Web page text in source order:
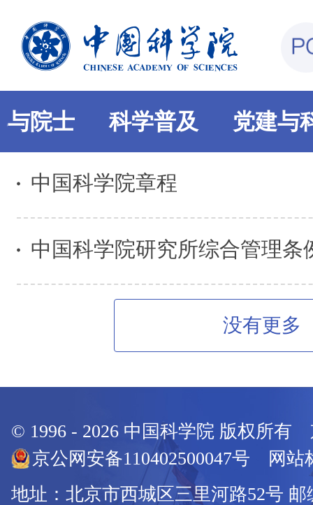
与院士 科学普及 党建与
中国科学院章程
中国科学院研究所综合管理条
没有更多
© 1996 - 2026 中国科学院 版权所有
京公网安备110402500047号 网站
地址：北京市西城区三里河路52号 邮